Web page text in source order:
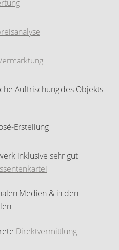
Auffrischung des Objekts
Erstellung
inklusive sehr gut
Medien & in den
Direktvermittlung